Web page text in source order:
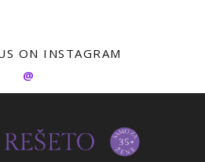
ON INSTAGRAM
@